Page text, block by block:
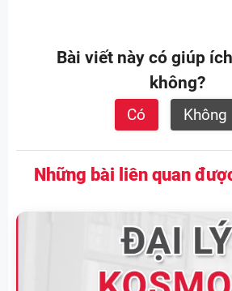
Bài viết này có giúp
không?
Có Không
Những bài liên quan